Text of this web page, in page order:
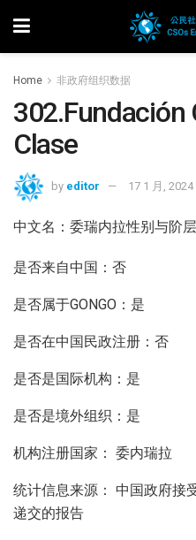
Home 非政府组织数据
302.Fundación
Clase
by editor 17 1 月, 2024
中文名：委瑞内拉性别与阶
是否来自中国：否
是否属于GONGO：是
是否在中国民政注册：否
是否是国际机构：是
是否是境外组织：是
机构注册国家： 委内瑞拉
统计信息来源： 中国政府接
递交的报告